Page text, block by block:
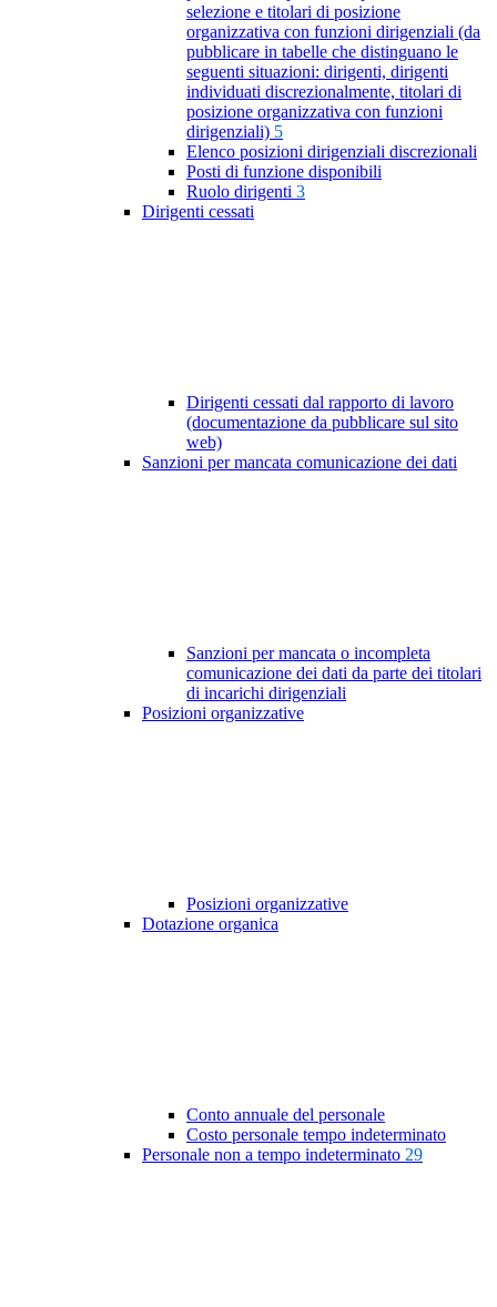
selezione e titolari di posizione
organizzativa con funzioni dirigenziali (da
pubblicare in tabelle che distinguano le
seguenti situazioni: dirigenti, dirigenti
individuati discrezionalmente, titolari di
posizione organizzativa con funzioni
dirigenziali) 5
Elenco posizioni dirigenziali discrezionali
Posti di funzione disponibili
Ruolo dirigenti 3
Dirigenti cessati
Dirigenti cessati dal rapporto di lavoro
(documentazione da pubblicare sul sito
web)
Sanzioni per mancata comunicazione dei dati
Sanzioni per mancata o incompleta
comunicazione dei dati da parte dei titolari
di incarichi dirigenziali
Posizioni organizzative
Posizioni organizzative
Dotazione organica
Conto annuale del personale
Costo personale tempo indeterminato
Personale non a tempo indeterminato 29